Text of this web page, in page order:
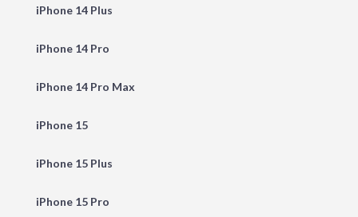
iPhone 14 Plus
iPhone 14 Pro
iPhone 14 Pro Max
iPhone 15
iPhone 15 Plus
iPhone 15 Pro